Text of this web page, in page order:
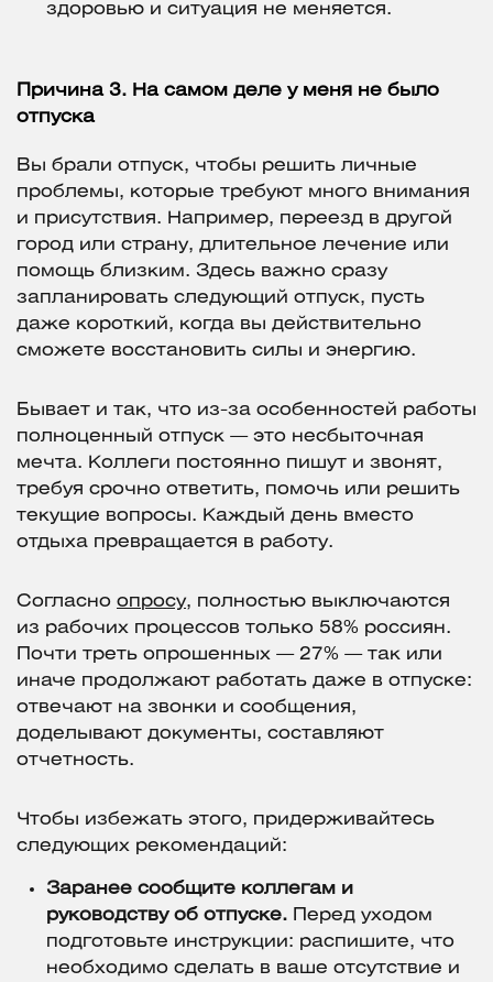
здоровью и ситуация не меняется.
Причина 3. На самом деле у меня не было
отпуска
Вы брали отпуск, чтобы решить личные
проблемы, которые требуют много внимания
и присутствия. Например, переезд в другой
город или страну, длительное лечение или
помощь близким. Здесь важно сразу
запланировать следующий отпуск, пусть
даже короткий, когда вы действительно
сможете восстановить силы и энергию.
Бывает и так, что из-за особенностей работы
полноценный отпуск — это несбыточная
мечта. Коллеги постоянно пишут и звонят,
требуя срочно ответить, помочь или решить
текущие вопросы. Каждый день вместо
отдыха превращается в работу.
Согласно опросу, полностью выключаются
из рабочих процессов только 58% россиян.
Почти треть опрошенных — 27% — так или
иначе продолжают работать даже в отпуске:
отвечают на звонки и сообщения,
доделывают документы, составляют
отчетность.
Чтобы избежать этого, придерживайтесь
следующих рекомендаций:
Заранее сообщите коллегам и
руководству об отпуске.
Перед уходом
подготовьте инструкции: распишите, что
необходимо сделать в ваше отсутствие и